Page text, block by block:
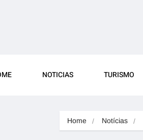
NOTICIAS TURISMO
Home Notícias